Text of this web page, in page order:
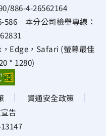
/886-4-26562164
586 本分公司檢舉專線：
Edge，Safari (螢幕最佳
* 1280)
資通安全政策
告